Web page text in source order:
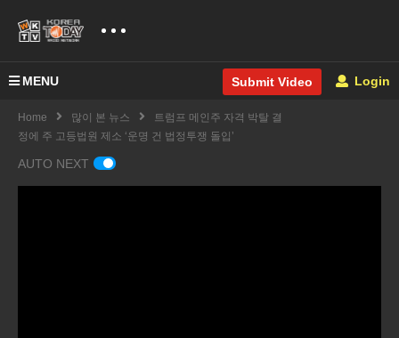
MENU Submit Video Login
Home 많이 본 뉴스
트럼프 메인주 자격 박탈 결
정에 주 고등법원 제소 ‘운명 건 법정투쟁 돌입’
AUTO NEXT